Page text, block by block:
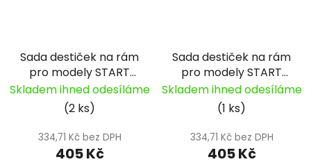
Sada destiček na rám
pro modely START
pitbike YCF
Skladem ihned odesíláme
(2 ks)
334,71 Kč bez DPH
405 Kč
Sada destiček na rám
pro modely START
pitbike YCF
Skladem ihned odesíláme
(1 ks)
334,71 Kč bez DPH
405 Kč